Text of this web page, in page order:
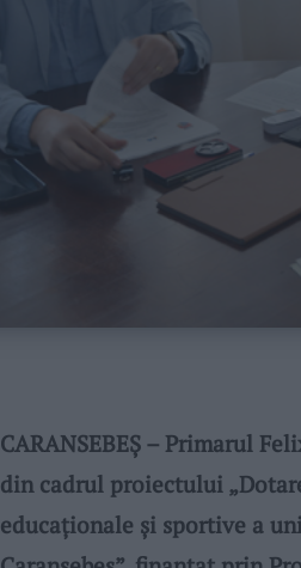
CARANSEBEȘ – Primarul
din cadrul proiectului
educaționale și sportive a